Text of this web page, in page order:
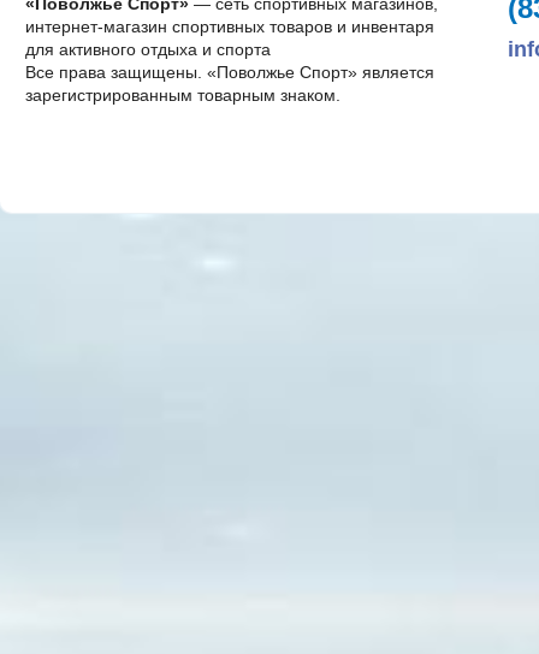
интернет-магазин спортивных товаров и инвентаря
для активного отдыха и спорта
Все права защищены. «Поволжье Спорт» является
зарегистрированным товарным знаком.